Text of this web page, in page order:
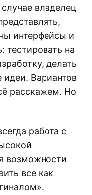
владелец
интерфейсы и
тестировать на
делать
идеи. Вариантов
расскажем. Но
работа с
возможности
все как